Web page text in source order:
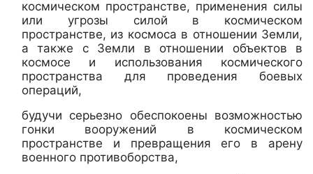
космическом пространстве, применения силы
или угрозы силой в космическом
пространстве, из космоса в отношении Земли,
а также с Земли в отношении объектов в
космосе и использования космического
пространства для проведения боевых
операций,
будучи серьезно обеспокоены возможностью
гонки вооружений в космическом
пространстве и превращения его в арену
военного противоборства,